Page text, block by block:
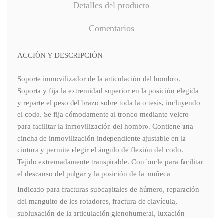
Detalles del producto
Comentarios
ACCIÓN Y DESCRIPCIÓN
Soporte inmovilizador de la articulación del hombro.
Soporta y fija la extremidad superior en la posición elegida
y reparte el peso del brazo sobre toda la ortesis, incluyendo
el codo. Se fija cómodamente al tronco mediante velcro
para facilitar la inmovilización del hombro. Contiene una
cincha de inmovilización independiente ajustable en la
cintura y permite elegir el ángulo de flexión del codo.
Tejido extremadamente transpirable. Con bucle para facilitar
el descanso del pulgar y la posición de la muñeca
Indicado para fracturas subcapitales de húmero, reparación
del manguito de los rotadores, fractura de clavícula,
subluxación de la articulación glenohumeral, luxación